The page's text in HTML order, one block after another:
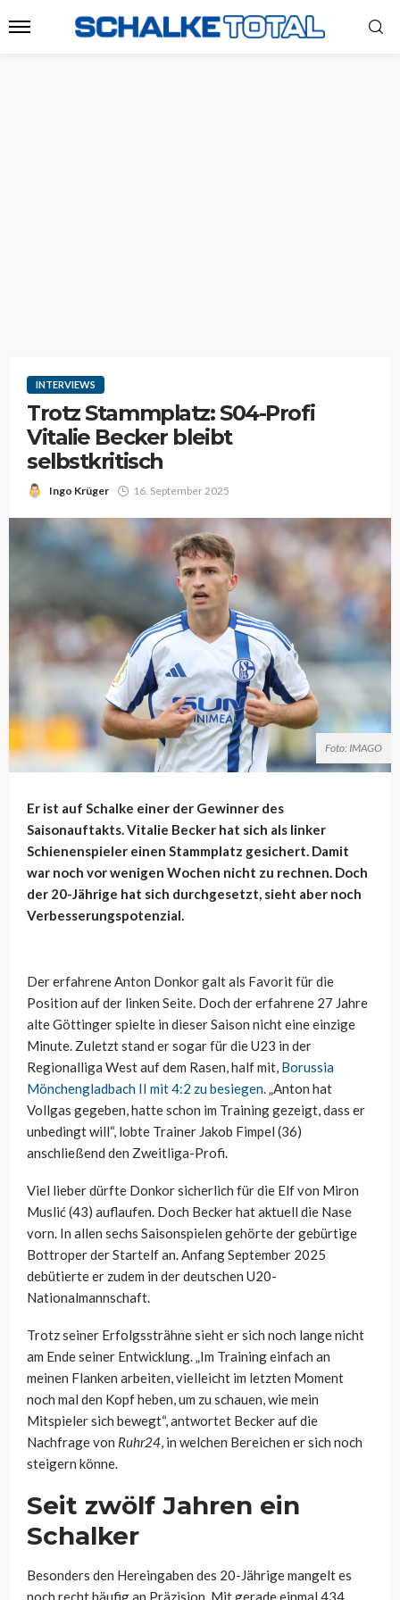
INTERVIEWS
Trotz Stammplatz: S04-Profi
Vitalie Becker bleibt
selbstkritisch
Ingo Krüger 16. September 2025
Foto: IMAGO
Er ist auf Schalke einer der Gewinner des
Saisonauftakts. Vitalie Becker hat sich als linker
Schienenspieler einen Stammplatz gesichert. Damit
war noch vor wenigen Wochen nicht zu rechnen. Doch
der 20-Jährige hat sich durchgesetzt, sieht aber noch
Verbesserungspotenzial.
Der erfahrene Anton Donkor galt als Favorit für die
Position auf der linken Seite. Doch der erfahrene 27 Jahre
alte Göttinger spielte in dieser Saison nicht eine einzige
Minute. Zuletzt stand er sogar für die U23 in der
Regionalliga West auf dem Rasen, half mit, Borussia
Mönchengladbach II mit 4:2 zu besiegen. „Anton hat
Vollgas gegeben, hatte schon im Training gezeigt, dass er
unbedingt will“, lobte Trainer Jakob Fimpel (36)
anschließend den Zweitliga-Profi.
Viel lieber dürfte Donkor sicherlich für die Elf von Miron
Muslić (43) auflaufen. Doch Becker hat aktuell die Nase
vorn. In allen sechs Saisonspielen gehörte der gebürtige
Bottroper der Startelf an. Anfang September 2025
debütierte er zudem in der deutschen U20-
Nationalmannschaft.
Trotz seiner Erfolgssträhne sieht er sich noch lange nicht
am Ende seiner Entwicklung. „Im Training einfach an
meinen Flanken arbeiten, vielleicht im letzten Moment
noch mal den Kopf heben, um zu schauen, wie mein
Mitspieler sich bewegt“, antwortet Becker auf die
Nachfrage von Ruhr24, in welchen Bereichen er sich noch
steigern könne.
Seit zwölf Jahren ein
Schalker
Besonders den Hereingaben des 20-Jährige mangelt es
noch recht häufig an Präzision. Mit gerade einmal 434